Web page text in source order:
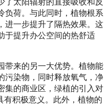
了太阳辐射的直接吸收和反
负荷。与此同时，植物根系
进一步提升了隔热效果。这
于提升办公空间的热舒适
带来的另一大优势。植物能
污染物，同时释放氧气，净
集的商业区，绿植的引入对
有积极意义。此外，植物的